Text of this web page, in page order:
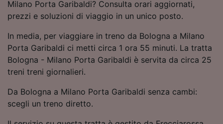
Milano Porta Garibaldi? Consulta orari aggiornati,
prezzi e soluzioni di viaggio in un unico posto.
In media, per viaggiare in treno da Bologna a Milano
Porta Garibaldi ci metti circa 1 ora 55 minuti. La tratta
Bologna - Milano Porta Garibaldi è servita da circa 25
treni treni giornalieri.
Da Bologna a Milano Porta Garibaldi senza cambi:
scegli un treno diretto.
Utilizzare dati di geolocalizzazione precisi.
Scansione attiva delle caratteristiche del
Archiviare informazioni su dispositivo e/o
accedervi. Pubblicità e contenuti
personalizzati, misurazione delle prestazioni
dei contenuti e degli annunci, ricerche sul
pubblico, sviluppo di servizi.
Elenco dei partner (fornitori)